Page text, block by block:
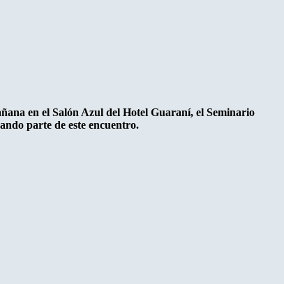
en el Salón Azul del Hotel Guaraní, el Seminario
parte de este encuentro.